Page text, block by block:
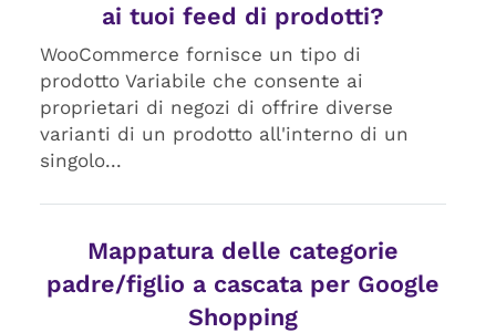
ai tuoi feed di prodotti?
WooCommerce fornisce un tipo di
prodotto Variabile che consente ai
proprietari di negozi di offrire diverse
varianti di un prodotto all'interno di un
singolo...
Mappatura delle categorie
padre/figlio a cascata per Google
Shopping